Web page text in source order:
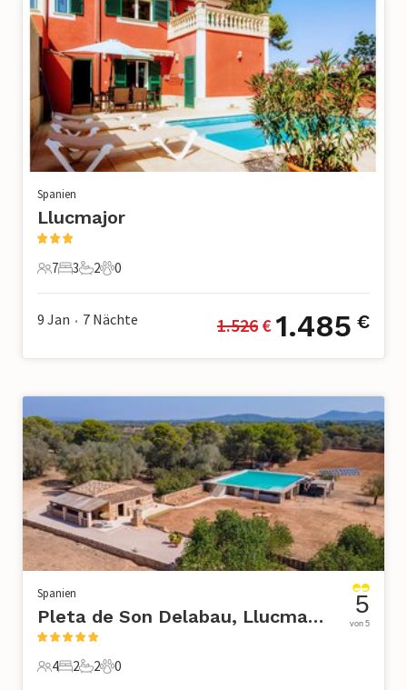
Spanien
Llucmajor
7 Gäste
7
3 Schlafzimmer
3
2 Badezimmer
2
0 Haustiere
0
9 Jan • 7 Nächte 1.526 € 1.485 €
Spanien
Pleta de Son Delabau, Llucmajor
4 Gäste
4
2 Schlafzimmer
2
2 Badezimmer
2
0 Haustiere
0
5
von 5